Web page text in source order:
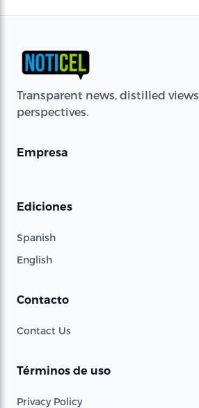
Transparent news, distilled
perspectives.
Empresa
Ediciones
Spanish
English
Contacto
Contact Us
Términos de uso
Privacy Policy